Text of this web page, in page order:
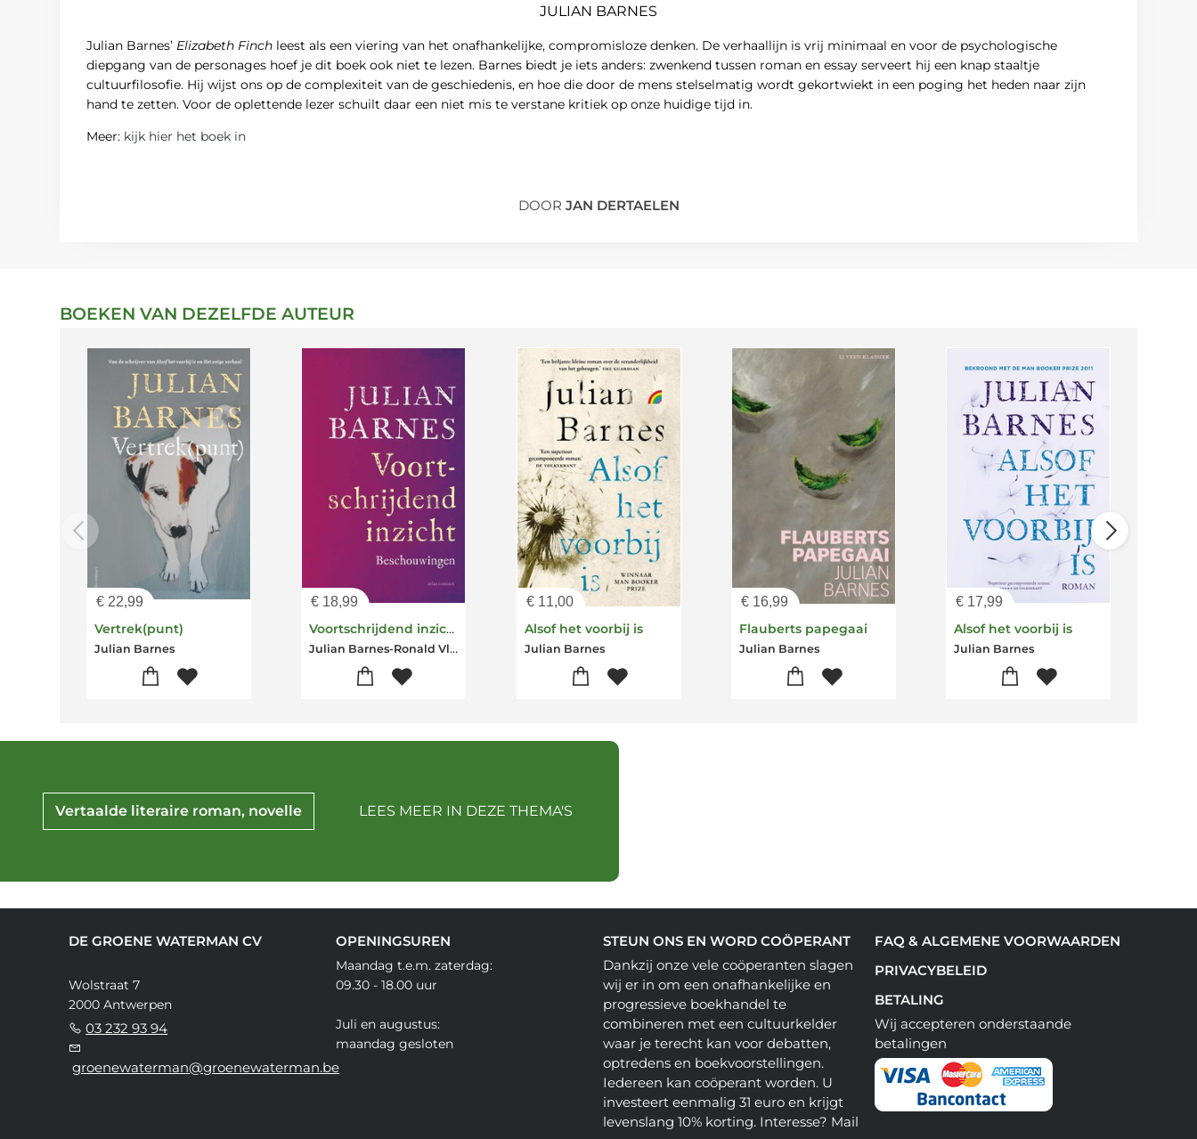
JULIAN BARNES
Julian Barnes’ Elizabeth Finch leest als een viering van het onafhankelijke, compromisloze denken. De verhaallijn is vrij minimaal en voor de psychologische
diepgang van de personages hoef je dit boek ook niet te lezen. Barnes biedt je iets anders: zwenkend tussen roman en essay serveert hij een knap staaltje
cultuurfilosofie. Hij wijst ons op de complexiteit van de geschiedenis, en hoe die door de mens stelselmatig wordt gekortwiekt in een poging het heden naar zijn
hand te zetten. Voor de oplettende lezer schuilt daar een niet mis te verstane kritiek op onze huidige tijd in.
Meer: kijk hier het boek in
DOOR JAN DERTAELEN
BOEKEN VAN DEZELFDE AUTEUR
€ 22,99
Vertrek(punt)
Julian Barnes
€ 18,99
Voortschrijdend inzicht
Julian Barnes-Ronald Vlek
€11,00
Alsof het voorbij is
Julian Barnes
€16,99
Flauberts papegaai
Julian Barnes
€ 17,99
Alsof het voorbij is
Julian Barnes
Vertaalde literaire roman, novelle LEES MEER IN DEZE THEMA'S
DE GROENE WATERMAN CV
Wolstraat 7
2000 Antwerpen
03 232 93 94
groenewaterman@groenewaterman.be
OPENINGSUREN
Maandag t.e.m. zaterdag:
09.30 - 18.00 uur
Juli en augustus:
maandag gesloten
STEUN ONS EN WORD COÖPERANT
Dankzij onze vele coöperanten slagen
wij er in om een onafhankelijke en
progressieve boekhandel te
combineren met een cultuurkelder
waar je terecht kan voor debatten,
optredens en boekvoorstellingen.
Iedereen kan coöperant worden. U
investeert eenmalig 31 euro en krijgt
levenslang 10% korting. Interesse? Mail
FAQ & ALGEMENE VOORWAARDEN
PRIVACYBELEID
BETALING
Wij accepteren onderstaande
betalingen